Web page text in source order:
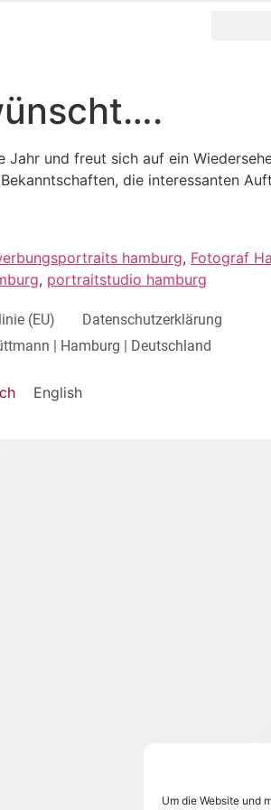
Um die Website und
Jahr und freut sich auf ein
die interessanten
hamburg, Fotograf
, portraitstudio hamburg
(EU)
Datenschutzerklärung
| Hamburg | Deutschland
English